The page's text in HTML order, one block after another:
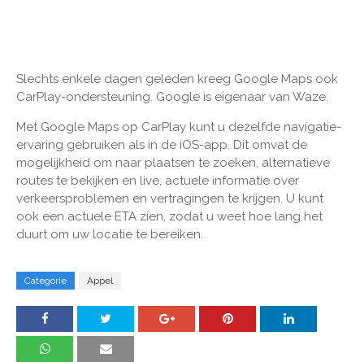
Slechts enkele dagen geleden kreeg Google Maps ook
CarPlay-ondersteuning. Google is eigenaar van Waze.
Met Google Maps op CarPlay kunt u dezelfde navigatie-
ervaring gebruiken als in de iOS-app. Dit omvat de
mogelijkheid om naar plaatsen te zoeken, alternatieve
routes te bekijken en live, actuele informatie over
verkeersproblemen en vertragingen te krijgen. U kunt
ook een actuele ETA zien, zodat u weet hoe lang het
duurt om uw locatie te bereiken.
Categorie Appel